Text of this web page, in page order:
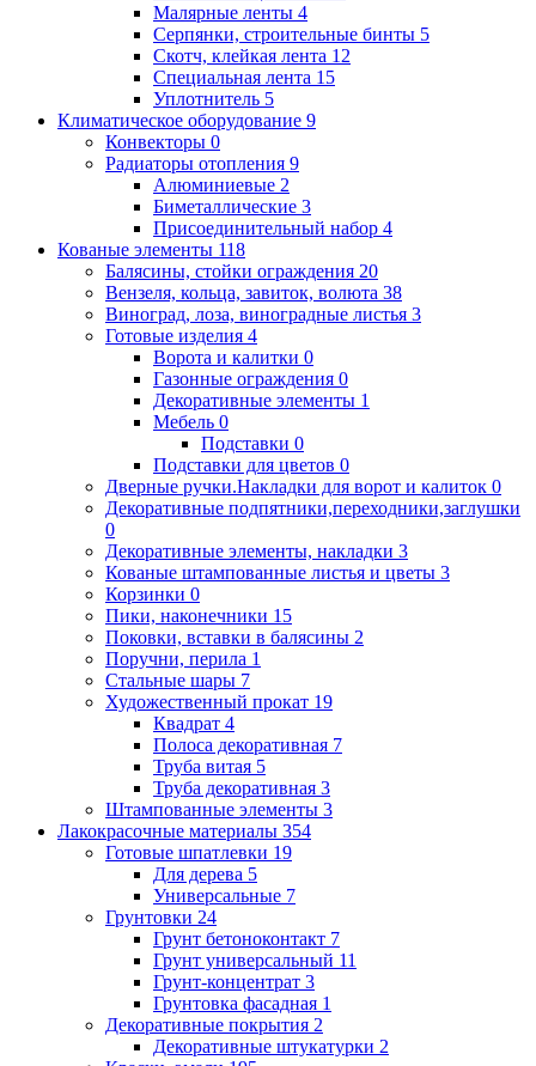
Малярные ленты 4
Серпянки, строительные бинты 5
Скотч, клейкая лента 12
Специальная лента 15
Уплотнитель 5
Климатическое оборудование 9
Конвекторы 0
Радиаторы отопления 9
Алюминиевые 2
Биметаллические 3
Присоединительный набор 4
Кованые элементы 118
Балясины, стойки ограждения 20
Вензеля, кольца, завиток, волюта 38
Виноград, лоза, виноградные листья 3
Готовые изделия 4
Ворота и калитки 0
Газонные ограждения 0
Декоративные элементы 1
Мебель 0
Подставки 0
Подставки для цветов 0
Дверные ручки.Накладки для ворот и калиток 0
Декоративные подпятники,переходники,заглушки
0
Декоративные элементы, накладки 3
Кованые штампованные листья и цветы 3
Корзинки 0
Пики, наконечники 15
Поковки, вставки в балясины 2
Поручни, перила 1
Стальные шары 7
Художественный прокат 19
Квадрат 4
Полоса декоративная 7
Труба витая 5
Труба декоративная 3
Штампованные элементы 3
Лакокрасочные материалы 354
Готовые шпатлевки 19
Для дерева 5
Универсальные 7
Грунтовки 24
Грунт бетоноконтакт 7
Грунт универсальный 11
Грунт-концентрат 3
Грунтовка фасадная 1
Декоративные покрытия 2
Декоративные штукатурки 2